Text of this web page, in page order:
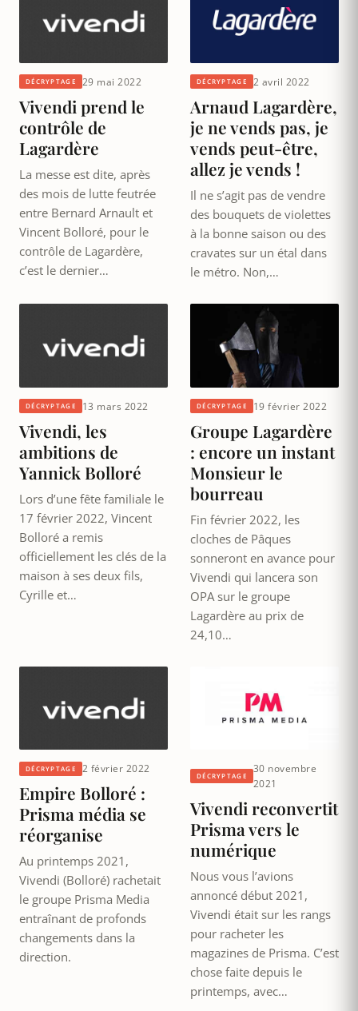
DÉCRYPTAGE 29 mai 2022
Vivendi prend le
contrôle de
Lagardère
La messe est dite, après
des mois de lutte feutrée
entre Bernard Arnault et
Vincent Bolloré, pour le
contrôle de Lagardère,
c’est le dernier…
DÉCRYPTAGE 2 avril 2022
Arnaud Lagardère,
je ne vends pas, je
vends peut-être,
allez je vends !
Il ne s’agit pas de vendre
des bouquets de violettes
à la bonne saison ou des
cravates sur un étal dans
le métro. Non,…
DÉCRYPTAGE 13 mars 2022
Vivendi, les
ambitions de
Yannick Bolloré
Lors d’une fête familiale le
17 février 2022, Vincent
Bolloré a remis
officiellement les clés de la
maison à ses deux fils,
Cyrille et…
DÉCRYPTAGE 19 février 2022
Groupe Lagardère
: encore un instant
Monsieur le
bourreau
Fin février 2022, les
cloches de Pâques
sonneront en avance pour
Vivendi qui lancera son
OPA sur le groupe
Lagardère au prix de
24,10…
DÉCRYPTAGE 2 février 2022
Empire Bolloré :
Prisma média se
réorganise
Au printemps 2021,
Vivendi (Bolloré) rachetait
le groupe Prisma Media
entraînant de profonds
changements dans la
direction.
DÉCRYPTAGE
30 novembre
2021
Vivendi reconvertit
Prisma vers le
numérique
Nous vous l’avions
annoncé début 2021,
Vivendi était sur les rangs
pour racheter les
magazines de Prisma. C’est
chose faite depuis le
printemps, avec…